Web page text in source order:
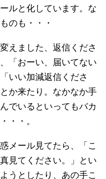
ルと化しています。な
のも・・・
えました、返信くださ
「おーい、届いてない
いい加減返信くださ
か来たり。なかなか手
でいるといってもバカ
・・。
メール見てたら、「こ
見てください。」とい
うとしたり、あの手こ